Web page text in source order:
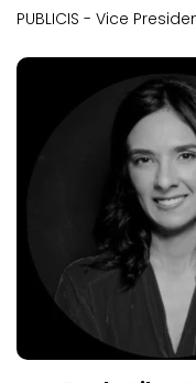
PUBLICIS - Vice